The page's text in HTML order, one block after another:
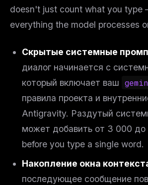
doesn't just count what you type
everything the model processes
Скрытые системные
диалог начинается с
который включает ваш
правила проекта и
Antigravity. Раздутый
может добавить от 3 000 до
before you type a single word.
Накопление окна
последующее сообщение